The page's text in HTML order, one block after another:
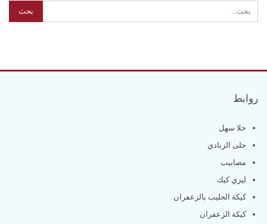
روابط
حلا سهل
حلى الزبادي
مصابيب
ليزي كيك
كيكة الحليب بالزعفران
كيكة الزعفران